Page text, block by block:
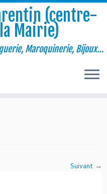
(centre-
Mairie)
Maroquinerie, Bijoux…
Suivant →